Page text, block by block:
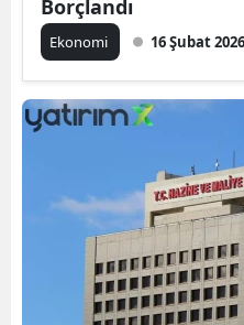
Borçlandı
Ekonomi 16 Şubat 2026